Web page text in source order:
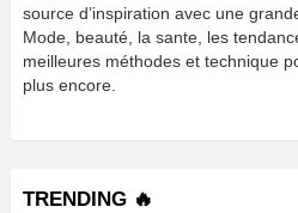
source d’inspiration avec une
Mode, beauté, la sante, les
meilleures méthodes et technique
plus encore.
TRENDING 🔥